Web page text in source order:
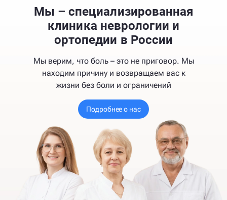
Мы – специализированная
клиника неврологии и
ортопедии в России
Мы верим, что боль – это не приговор. Мы
находим причину и возвращаем вас к
жизни без боли и ограничений
Подробнее о нас